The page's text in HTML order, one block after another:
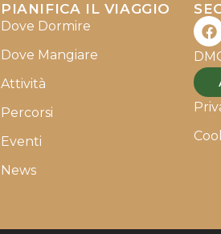
PIANIFICA IL VIAGGIO
Dove Dormire
Dove Mangiare
Attività
Percorsi
Eventi
News
F
a
c
e
o
o
k